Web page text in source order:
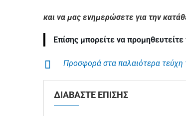
και να μας ενημερώσετε για την
Επίσης μπορείτε να
Προσφορά στα παλαιότερα τεύχη
ΔΙΑΒΑΣΤΕ ΕΠΙΣΗΣ